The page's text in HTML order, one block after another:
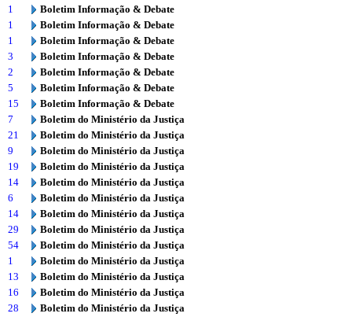
1
Boletim Informação & Debate
1
Boletim Informação & Debate
1
Boletim Informação & Debate
3
Boletim Informação & Debate
2
Boletim Informação & Debate
5
Boletim Informação & Debate
15
Boletim Informação & Debate
7
Boletim do Ministério da Justiça
21
Boletim do Ministério da Justiça
9
Boletim do Ministério da Justiça
19
Boletim do Ministério da Justiça
14
Boletim do Ministério da Justiça
6
Boletim do Ministério da Justiça
14
Boletim do Ministério da Justiça
29
Boletim do Ministério da Justiça
54
Boletim do Ministério da Justiça
1
Boletim do Ministério da Justiça
13
Boletim do Ministério da Justiça
16
Boletim do Ministério da Justiça
28
Boletim do Ministério da Justiça